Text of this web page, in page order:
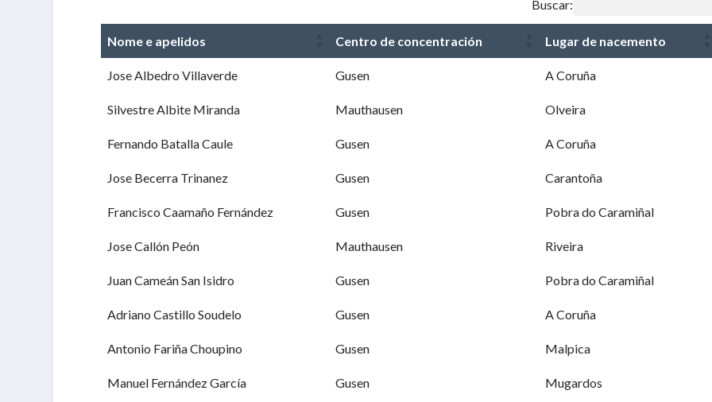
Buscar:
Nome e apelidos Centro de concentración Lugar de nacemento
Jose Albedro Villaverde Gusen A Coruña
Silvestre Albite Miranda Mauthausen Olveira
Fernando Batalla Caule Gusen A Coruña
Jose Becerra Trinanez Gusen Carantoña
Francisco Caamaño Fernández Gusen Pobra do Caramiñal
Jose Callón Peón Mauthausen Riveira
Juan Cameán San Isidro Gusen Pobra do Caramiñal
Adriano Castillo Soudelo Gusen A Coruña
Antonio Fariña Choupino Gusen Malpica
Manuel Fernández García Gusen Mugardos